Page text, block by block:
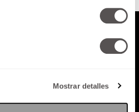
Mostrar detalles
de Privacidad
MARTHA EVENTOS